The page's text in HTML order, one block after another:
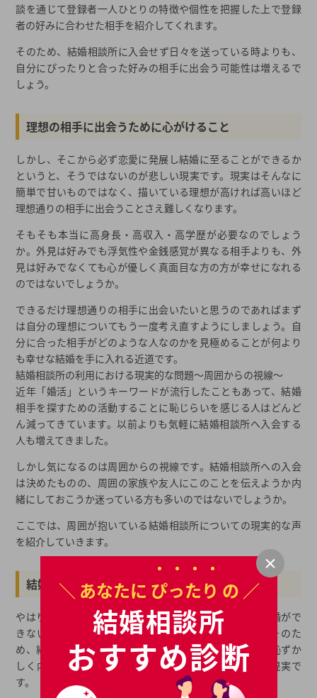
談を通じて登録者一人ひとりの特徴や個性を把握した上で登録
者の好みに合わせた相手を紹介してくれます。
そのため、結婚相談所に入会せず日々を送っている時よりも、
自分にぴったりと合った好みの相手に出会う可能性は増えるで
しょう。
理想の相手に出会うために心がけること
しかし、そこから必ず恋愛に発展し結婚に至ることができるか
というと、そうではないのが悲しい現実です。現実はそんなに
簡単で甘いものではなく、描いている理想が高ければ高いほど
理想通りの相手に出会うことさえ難しくなります。
そもそも本当に高身長・高収入・高学歴が必要なのでしょう
か。外見は好みでも浮気性や金銭感覚が異なる相手よりも、外
見は好みでなくても心が優しく真面目な方の方が幸せになれる
のではないでしょうか。
できるだけ理想通りの相手に出会いたいと思うのであればまず
は自分の理想についてもう一度考え直すようにしましょう。自
分に合った相手がどのような人なのかを見極めることが何より
も幸せな結婚を手に入れる近道です。
結婚相談所の利用における現実的な問題～周囲からの視線～
近年「婚活」というキーワードが流行したこともあって、結婚
相手を探すための活動することに恥じらいを感じる人はどんど
ん減ってきています。以前よりも気軽に結婚相談所へ入会する
人も増えてきました。
しかし気になるのは周囲からの視線です。結婚相談所への入会
は決めたものの、周囲の家族や友人にこのことを伝えようか内
緒にしておこうか迷っている方も多いのではないでしょうか。
ここでは、周囲が抱いている結婚相談所についての現実的な声
を紹介していきます。
結婚相談所の昔のイメージ
やはり昔は結婚相談所に登録をしている人はなかなか結婚がで
きない人ばかりであるというイメージがありました。そのた
め、結婚相談所に登録をしていることを周囲に話すのは恥ずか
しく内緒で通っていたという人が多かったというのが現実で
す。
＼ あなたに ぴったり の ／
結婚相談所
おすすめ診断